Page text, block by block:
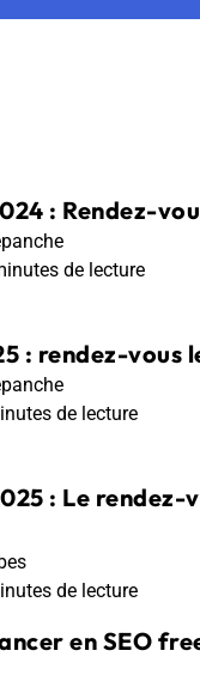
: Rendez-
de lecture
: rendez-vous
de lecture
: Le
de lecture
en SEO